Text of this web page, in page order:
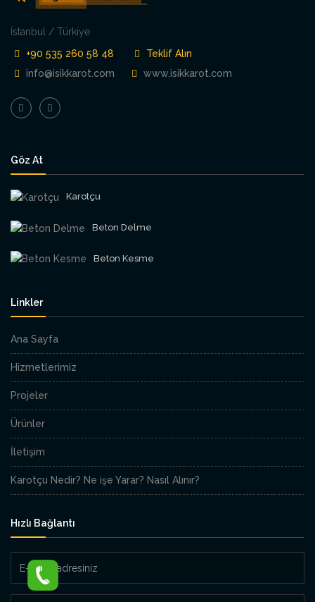
İstanbul / Türkiye
+90 535 260 58 48
Teklif Alın
info@isikkarot.com
www.isikkarot.com
Göz At
Karotçu
Beton Delme
Beton Kesme
Linkler
Ana Sayfa
Hizmetlerimiz
Projeler
Ürünler
İletişim
Karotçu Nedir? Ne işe Yarar? Nasıl Alınır?
Hızlı Bağlantı
Posta
adresiniz